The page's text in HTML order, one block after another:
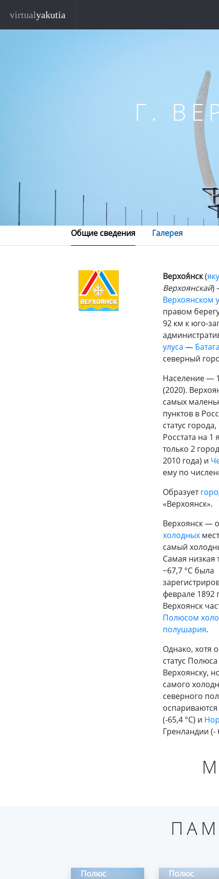
virtualyakutia
Г.
Общие сведения Галерея
Верхоя́нск(
Верхоянскай)
Верхоянском
правом
92 км к юго-
улуса —
северный
Население —
(2020).
самых
пунктов в
статус
Росстата на 1
только 2
2010 года) и
ему по
Образует
«Верхоянск».
Верхоянск —
холодных
самый
Самая низкая
−67,7 °C была
феврале 1892
Верхоянск
Полюсом
полушария.
Однако, хотя
статус
Верхоянску,
самого
северного
оспариваются
(-65,4 °C) и
Гренландии (-
Полюс
Полюс